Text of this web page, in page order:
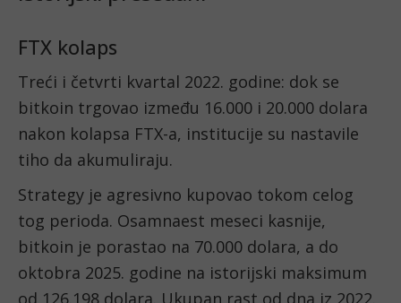
FTX kolaps
Treći i četvrti kvartal 2022. godine: dok se
bitkoin trgovao između 16.000 i 20.000 dolara
nakon kolapsa FTX-a, institucije su nastavile
tiho da akumuliraju.
Strategy je agresivno kupovao tokom celog
tog perioda. Osamnaest meseci kasnije,
bitkoin je porastao na 70.000 dolara, a do
oktobra 2025. godine na istorijski maksimum
od 126.198 dolara. Ukupan rast od dna iz 2022.